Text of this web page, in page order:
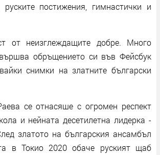
постижения, гимнастички и
от неизглеждащите добре. Много
обръщението си във Фейсбук
снимки на златните български
се отнасяше с огромен респект
и нейната десетилетна лидерка -
златото на българския ансамбъл
в Токио 2020 обаче руският щаб